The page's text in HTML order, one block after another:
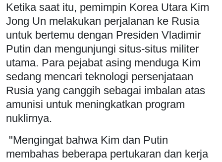
Ketika saat itu, pemimpin Korea Utara Kim
Jong Un melakukan perjalanan ke Rusia
untuk bertemu dengan Presiden Vladimir
Putin dan mengunjungi situs-situs militer
utama. Para pejabat asing menduga Kim
sedang mencari teknologi persenjataan
Rusia yang canggih sebagai imbalan atas
amunisi untuk meningkatkan program
nuklirnya.
"Mengingat bahwa Kim dan Putin
membahas beberapa pertukaran dan kerja